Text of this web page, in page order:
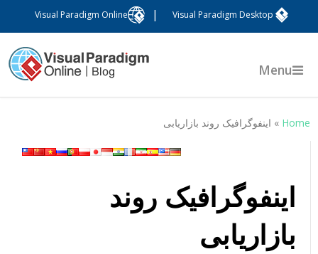
Visual Paradigm Desktop
Visual Paradigm Online
Menu
Home
» اینفوگرافیک روند بازاریابی
اینفوگرافیک روند
بازاریابی